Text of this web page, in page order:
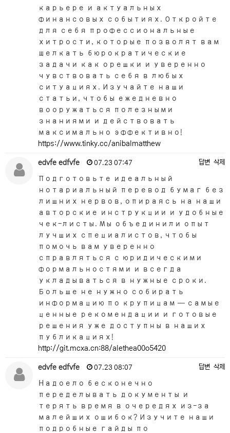
карьере и актуальных
финансовых событиях. Откройте
для себя профессиональные
хитрости, которые позволят вам
щелкать бюрократические
задачи как орешки и уверенно
чувствовать себя в любых
ситуациях. Изучайте наши
статьи, чтобы ежедневно
вооружаться полезными
знаниями и действовать
максимально эффективно!
https://www.tinky.cc/anibalmatthew
edvfe edfvfe 07.23 07:47 답변 삭제
Подготовьте идеальный
нотариальный перевод бумаг без
лишних нервов, опираясь на наши
авторские инструкции и удобные
чек-листы. Мы объединили опыт
лучших специалистов, чтобы
помочь вам уверенно
справляться с юридическими
формальностями и всегда
укладываться в нужные сроки.
Больше не нужно собирать
информацию по крупицам — самые
ценные рекомендации и готовые
решения уже доступны в наших
публикациях!
http://git.mcxa.cn:88/alethea00o5420
edvfe edfvfe 07.23 08:07 답변 삭제
Надоело бесконечно
переделывать документы и
терять время в очередях из-за
малейших ошибок? Изучите наши
подробные гайды по